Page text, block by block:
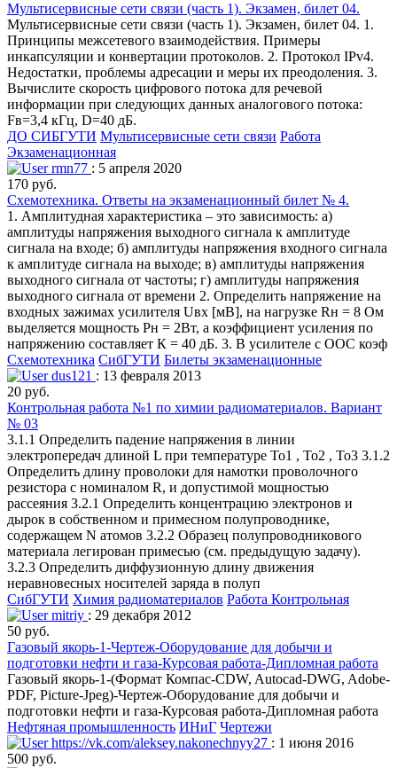
Мультисервисные сети связи (часть 1). Экзамен, билет 04.
Мультисервисные сети связи (часть 1). Экзамен, билет 04. 1.
Принципы межсетевого взаимодействия. Примеры
инкапсуляции и конвертации протоколов. 2. Протокол IPv4.
Недостатки, проблемы адресации и меры их преодоления. 3.
Вычислите скорость цифрового потока для речевой
информации при следующих данных аналогового потока:
Fв=3,4 кГц, D=40 дБ.
ДО СИБГУТИ Мультисервисные сети связи Работа
Экзаменационная
rmn77 : 5 апреля 2020
170 руб.
Схемотехника. Ответы на экзаменационный билет № 4.
1. Амплитудная характеристика – это зависимость: а)
амплитуды напряжения выходного сигнала к амплитуде
сигнала на входе; б) амплитуды напряжения входного сигнала
к амплитуде сигнала на выходе; в) амплитуды напряжения
выходного сигнала от частоты; г) амплитуды напряжения
выходного сигнала от времени 2. Определить напряжение на
входных зажимах усилителя Uвх [мВ], на нагрузке Rн = 8 Ом
выделяется мощность Рн = 2Вт, а коэффициент усиления по
напряжению составляет К = 40 дБ. 3. В усилителе с ООС коэф
Схемотехника СибГУТИ Билеты экзаменационные
dus121 : 13 февраля 2013
20 руб.
Контрольная работа №1 по химии радиоматериалов. Вариант
№ 03
3.1.1 Определить падение напряжения в линии
электропередач длиной L при температуре То1 , То2 , То3 3.1.2
Определить длину проволоки для намотки проволочного
резистора с номиналом R, и допустимой мощностью
рассеяния 3.2.1 Определить концентрацию электронов и
дырок в собственном и примесном полупроводнике,
содержащем N атомов 3.2.2 Образец полупроводникового
материала легирован примесью (см. предыдущую задачу).
3.2.3 Определить диффузионную длину движения
неравновесных носителей заряда в полуп
СибГУТИ Химия радиоматериалов Работа Контрольная
mitriy : 29 декабря 2012
50 руб.
Газовый якорь-1-Чертеж-Оборудование для добычи и
подготовки нефти и газа-Курсовая работа-Дипломная работа
Газовый якорь-1-(Формат Компас-CDW, Autocad-DWG, Adobe-
PDF, Picture-Jpeg)-Чертеж-Оборудование для добычи и
подготовки нефти и газа-Курсовая работа-Дипломная работа
Нефтяная промышленность ИНиГ Чертежи
https://vk.com/aleksey.nakonechnyy27 : 1 июня 2016
500 руб.